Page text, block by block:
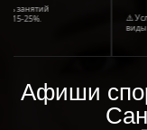
занятий
25%.
⚠️
виды
Афиши